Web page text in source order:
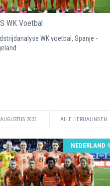
WK Voetbal
WK voetbal, Spanje -
2023 ALLE HERHALINGEN
NEDERLAND 1